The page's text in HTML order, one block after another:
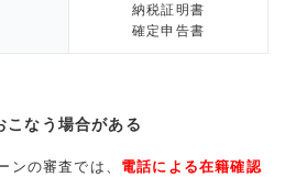
納税証明書
確定申告書
こなう場合がある
ンの審査では、 電話による在籍確認